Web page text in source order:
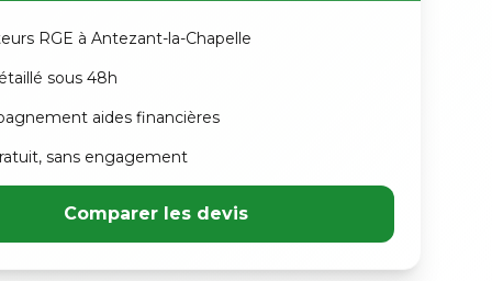
RGE à Antezant-la-Chapelle
sous 48h
aides financières
sans engagement
Comparer les devis